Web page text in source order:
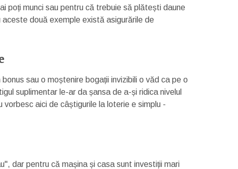
poți munci sau pentru că trebuie să plătești daune
două exemple există asigurările de
sau o moștenire bogații invizibili o văd ca pe o
suplimentar le-ar da șansa de a-și ridica nivelul
aici de câștigurile la loterie e simplu -
dar pentru că mașina și casa sunt investiții mari